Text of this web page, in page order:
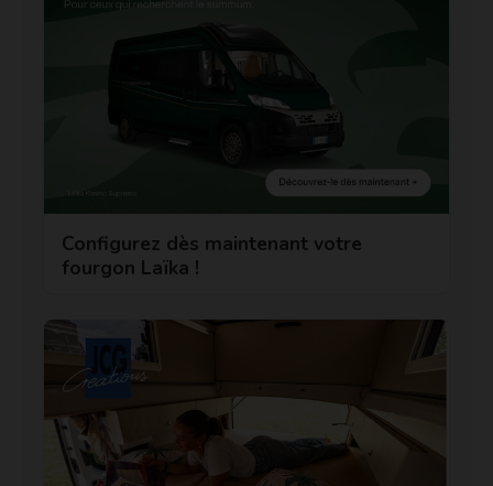
Configurez dès maintenant votre
fourgon Laïka !